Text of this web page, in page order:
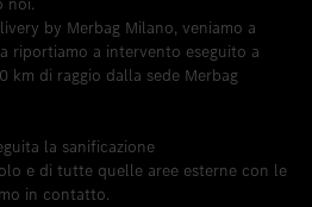
by Merbag Milano, veniamo a
riportiamo a intervento eseguito a
km di raggio dalla sede Merbag
la sanificazione
e di tutte quelle aree esterne con le
in contatto.